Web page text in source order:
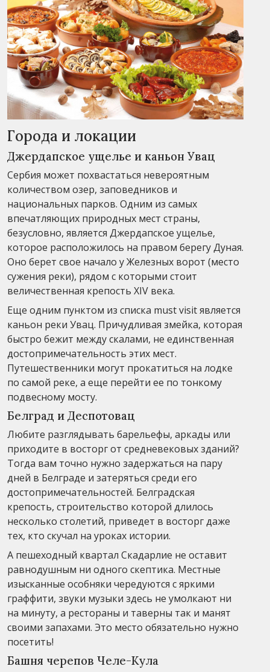
Города и локации
Джердапское ущелье и каньон Увац
Сербия может похвастаться невероятным
количеством озер, заповедников и
национальных парков. Одним из самых
впечатляющих природных мест страны,
безусловно, является Джердапское ущелье,
которое расположилось на правом берегу Дуная.
Оно берет свое начало у Железных ворот (место
сужения реки), рядом с которыми стоит
величественная крепость XIV века.
Еще одним пунктом из списка must visit является
каньон реки Увац. Причудливая змейка, которая
быстро бежит между скалами, не единственная
достопримечательность этих мест.
Путешественники могут прокатиться на лодке
по самой реке, а еще перейти ее по тонкому
подвесному мосту.
Белград и Деспотовац
Любите разглядывать барельефы, аркады или
приходите в восторг от средневековых зданий?
Тогда вам точно нужно задержаться на пару
дней в Белграде и затеряться среди его
достопримечательностей. Белградская
крепость, строительство которой длилось
несколько столетий, приведет в восторг даже
тех, кто скучал на уроках истории.
А пешеходный квартал Скадарлие не оставит
равнодушным ни одного скептика. Местные
изысканные особняки чередуются с яркими
граффити, звуки музыки здесь не умолкают ни
на минуту, а рестораны и таверны так и манят
своими запахами. Это место обязательно нужно
посетить!
Башня черепов Челе-Кула